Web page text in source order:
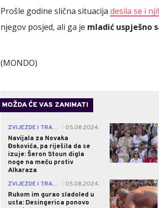
Prošle godine slična situacija desila se i
njegov posjed, ali ga je mladić uspješno
(MONDO)
MOŽDA ĆE VAS ZANIMATI
ZVIJEZDE I TRAČEVI
05.08.2024.
Navijala za Novaka
Đokovića, pa riješila da se
izuje: Šeron Stoun digla
noge na meču protiv
Alkaraza
0
ZVIJEZDE I TRAČEVI
05.08.2024.
Rukom im gurao sladoled u
usta: Desingerica ponovo
0